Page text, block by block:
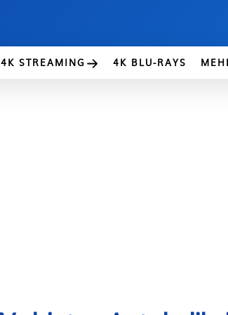
4K STREAMING 4K BLU-RAYS